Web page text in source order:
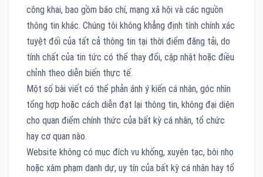
công khai, bao gồm báo chí, mạng xã hội và các nguồn
thông tin khác. Chúng tôi không khẳng định tính chính xác
tuyệt đối của tất cả thông tin tại thời điểm đăng tải, do
tính chất của tin tức có thể thay đổi, cập nhật hoặc điều
chỉnh theo diễn biến thực tế.
Một số bài viết có thể phản ánh ý kiến cá nhân, góc nhìn
tổng hợp hoặc cách diễn đạt lại thông tin, không đại diện
cho quan điểm chính thức của bất kỳ cá nhân, tổ chức
hay cơ quan nào.
Website không có mục đích vu khống, xuyên tạc, bôi nhọ
hoặc xâm phạm danh dự, uy tín của bất kỳ cá nhân hay tổ